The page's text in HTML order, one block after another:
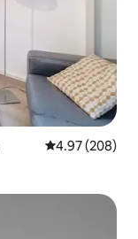
レビュー208
4.97 (208)